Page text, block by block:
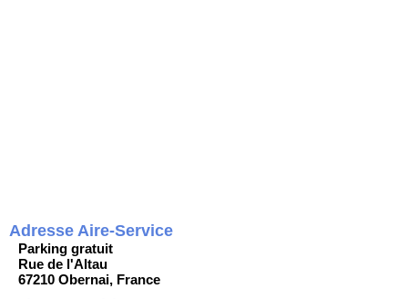
Adresse Aire-Service
Parking gratuit
Rue de l'Altau
67210 Obernai, France